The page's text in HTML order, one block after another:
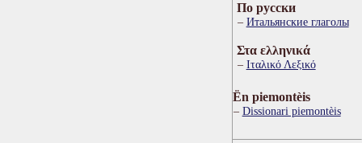
По русски
Итальянские глаголы
Στα ελληνικά
Ιταλικό Λεξικό
Ën piemontèis
Dissionari piemontèis